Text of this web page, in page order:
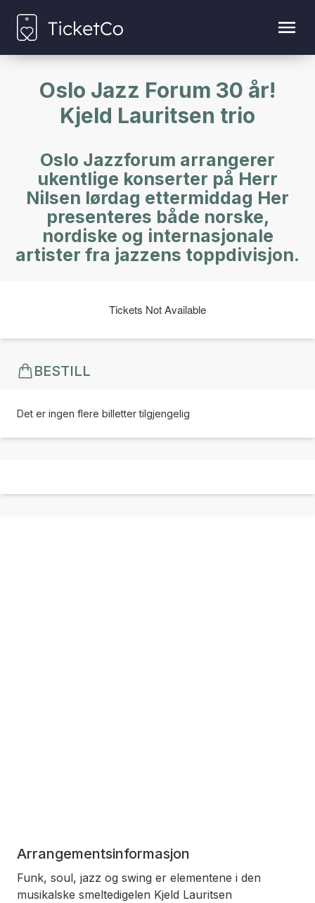
Oslo Jazz Forum 30 år!
Kjeld Lauritsen trio
Oslo Jazzforum arrangerer
ukentlige konserter på Herr
Nilsen lørdag ettermiddag Her
presenteres både norske,
nordiske og internasjonale
artister fra jazzens toppdivisjon.
Tickets Not Available
BESTILL
Det er ingen flere billetter tilgjengelig
Arrangementsinformasjon
Funk, soul, jazz og swing er elementene i den
musikalske smeltedigelen Kjeld Lauritsen